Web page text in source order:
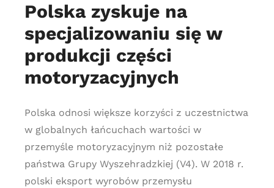
Polska zyskuje na
specjalizowaniu się w
produkcji części
motoryzacyjnych
Polska odnosi większe korzyści z uczestnictwa
w globalnych łańcuchach wartości w
przemyśle motoryzacyjnym niż pozostałe
państwa Grupy Wyszehradzkiej (V4). W 2018 r.
polski eksport wyrobów przemysłu